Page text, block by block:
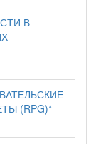
В
(RPG)*